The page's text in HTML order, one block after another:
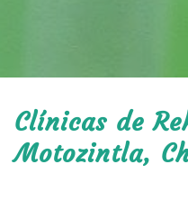
Clínicas de
Motozintla,